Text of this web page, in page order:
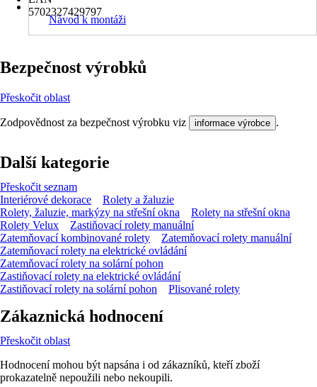
5702327429797
Návod k montáži
Bezpečnost výrobků
Přeskočit oblast
Zodpovědnost za bezpečnost výrobku viz informace výrobce .
Další kategorie
Přeskočit seznam
Interiérové dekorace
Rolety a žaluzie
Rolety, žaluzie, markýzy na střešní okna
Rolety na střešní okna
Rolety Velux
Zastiňovací rolety manuální
Zatemňovací kombinované rolety
Zatemňovací rolety manuální
Zatemňovací rolety na elektrické ovládání
Zatemňovací rolety na solární pohon
Zastiňovací rolety na elektrické ovládání
Zastiňovací rolety na solární pohon
Plisované rolety
Zákaznická hodnocení
Přeskočit oblast
Hodnocení mohou být napsána i od zákazníků, kteří zboží
prokazatelně nepoužili nebo nekoupili.